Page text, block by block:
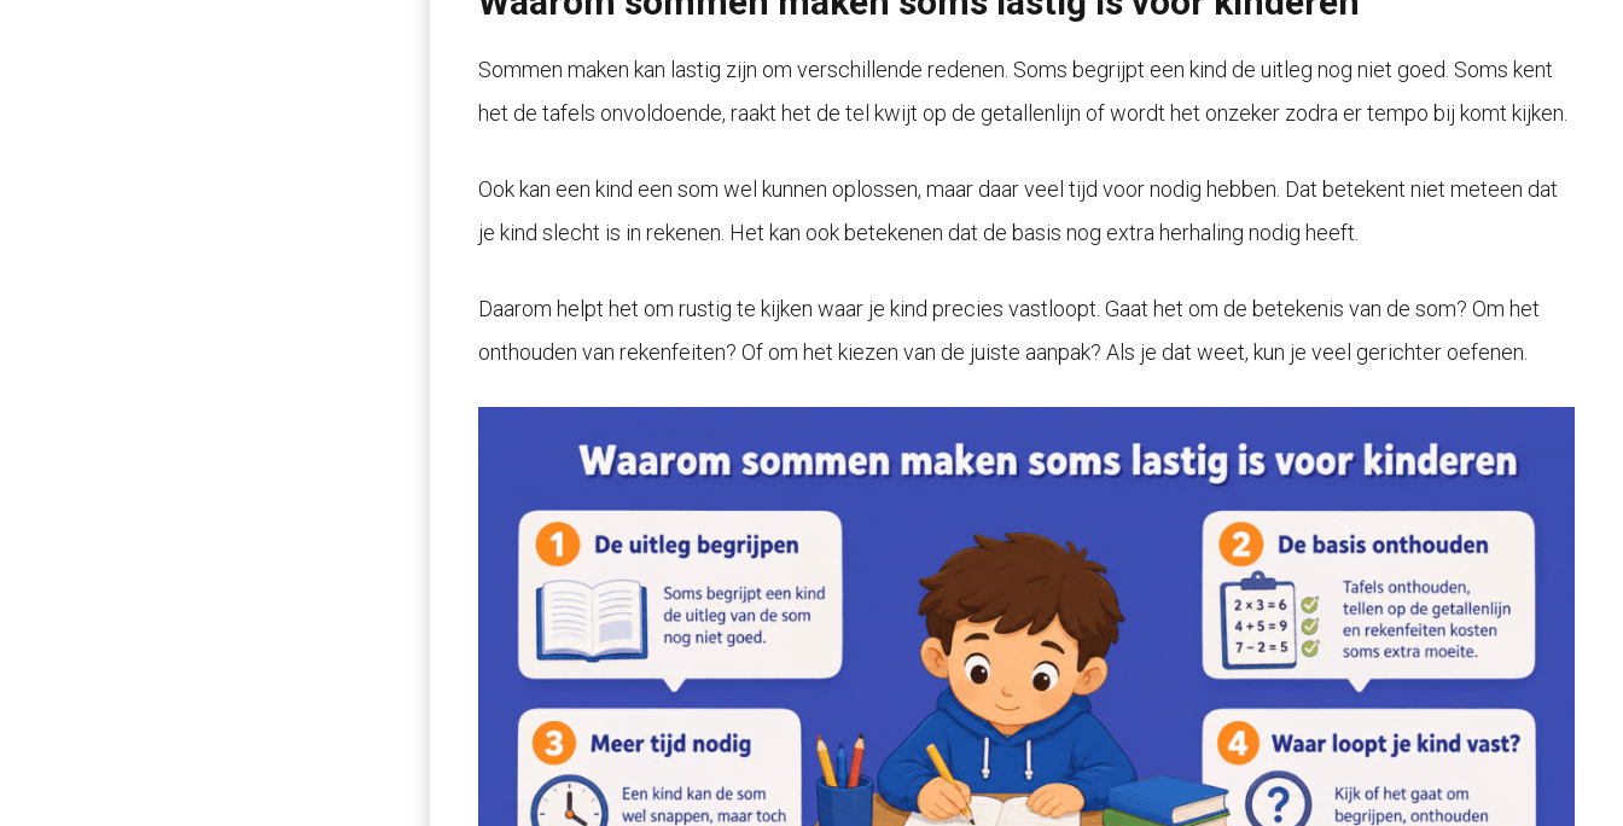
Sommen maken kan lastig zijn om verschillende redenen. Soms begrijpt een kind de uitleg nog niet goed. Soms kent
het de tafels onvoldoende, raakt het de tel kwijt op de getallenlijn of wordt het onzeker zodra er tempo bij komt kijken.
Ook kan een kind een som wel kunnen oplossen, maar daar veel tijd voor nodig hebben. Dat betekent niet meteen dat
je kind slecht is in rekenen. Het kan ook betekenen dat de basis nog extra herhaling nodig heeft.
Daarom helpt het om rustig te kijken waar je kind precies vastloopt. Gaat het om de betekenis van de som? Om het
onthouden van rekenfeiten? Of om het kiezen van de juiste aanpak? Als je dat weet, kun je veel gerichter oefenen.